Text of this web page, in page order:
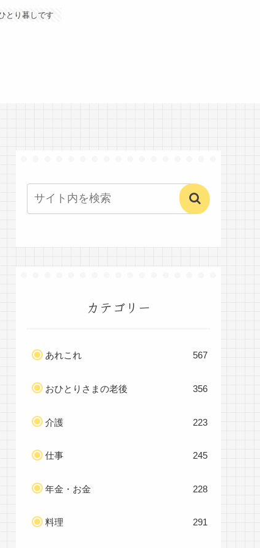
とり暮しです
カテゴリー
あれこれ 567
おひとりさまの老後 356
介護 223
仕事 245
年金・お金 228
料理 291